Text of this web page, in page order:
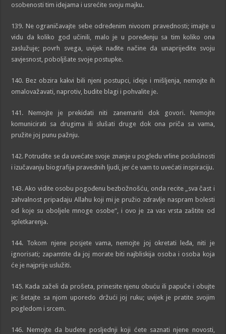
osobenosti tim idejama i usrećite svoju majku.
139. Ne ograničavajte sebe određenim nivoom pravednosti; imajte u
vidu da koliko god učinili, malo je u poređenju sa tim koliko ona
zaslužuje; povrh svega, uvijek nađite načine da unaprijedite svoju
savjesnost, poboljšate svoje postupke.
140. Bez obzira kakvi bili njeni postupci, ideje i mišljenja, nemojte ih
omalovažavati, naprotiv, budite blagi i pohvalite je.
141. Nemojte je prekidati niti zanemariti dok govori. Nemojte
komunicirati sa drugima ili slušati druge dok ona priča sa vama,
pružite joj punu pažnju.
142. Potrudite se da uvećate svoje znanje u pogledu vrline poslušnosti
i izučavanju biografija pravednih ljudi, jer će vam to uvećati inspiraciju.
143. Ako vidite osobu pogođenu bezbožnošću, onda recite „sva čast i
zahvalnost pripadaju Allahu koji mi je pružio zdravlje naspram bolesti
od koje su oboljele mnoge osobe“, i ovo je za vas vrsta zaštite od
spletkarenja.
144. Tokom njene posjete vama, nemojte joj okretati leđa, niti je
ignorisati; zapamtite da joj morate biti najbliskija osoba i osoba koja
će je najprije uslužiti.
145. Kada zaželi da prošeta, prinesite njenu obuću ili papuče i obujte
je; šetajte sa njom uporedo držući joj ruku; uvijek je pratite svojim
pogledom i srcem.
146. Nemojte da budete posljednji koji ćete saznati njene novosti,